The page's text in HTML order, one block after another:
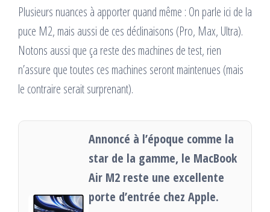
Plusieurs nuances à apporter quand même : On parle ici de la
puce M2, mais aussi de ces déclinaisons (Pro, Max, Ultra).
Notons aussi que ça reste des machines de test, rien
n’assure que toutes ces machines seront maintenues (mais
le contraire serait surprenant).
Annoncé à l’époque comme la
star de la gamme, le MacBook
Air M2 reste une excellente
porte d’entrée chez Apple.